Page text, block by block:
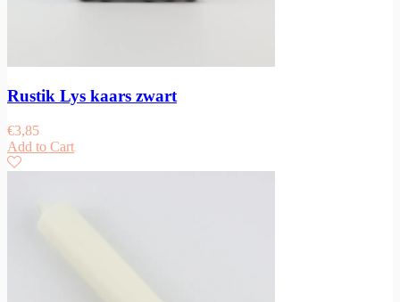
Rustik Lys kaars zwart
€3,85
Add to Cart